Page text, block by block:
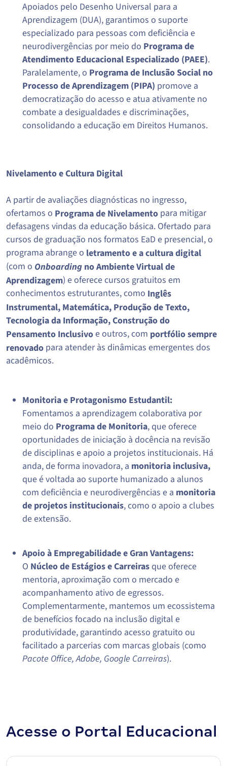
Apoiados pelo Desenho Universal para a
Aprendizagem (DUA), garantimos o suporte
especializado para pessoas com deficiência e
neurodivergências por meio do Programa de
Atendimento Educacional Especializado (PAEE).
Paralelamente, o Programa de Inclusão Social no
Processo de Aprendizagem (PIPA) promove a
democratização do acesso e atua ativamente no
combate a desigualdades e discriminações,
consolidando a educação em Direitos Humanos.
Nivelamento e Cultura Digital
A partir de avaliações diagnósticas no ingresso,
ofertamos o Programa de Nivelamento para mitigar
defasagens vindas da educação básica. Ofertado para
cursos de graduação nos formatos EaD e presencial, o
programa abrange o letramento e a cultura digital
(com o Onboarding no Ambiente Virtual de
Aprendizagem) e oferece cursos gratuitos em
conhecimentos estruturantes, como Inglês
Instrumental, Matemática, Produção de Texto,
Tecnologia da Informação, Construção do
Pensamento Inclusivoe outros, com portfólio sempre
renovado para atender às dinâmicas emergentes dos
acadêmicos.
Monitoria e Protagonismo Estudantil:
Fomentamos a aprendizagem colaborativa por
meio do Programa de Monitoria, que oferece
oportunidades de iniciação à docência na revisão
de disciplinas e apoio a projetos institucionais. Há
anda, de forma inovadora, a monitoria inclusiva,
que é voltada ao suporte humanizado a alunos
com deficiência e neurodivergências e a monitoria
de projetos institucionais, como o apoio a clubes
de extensão.
Apoio à Empregabilidade e Gran Vantagens:
O Núcleo de Estágios e Carreiras que oferece
mentoria, aproximação com o mercado e
acompanhamento ativo de egressos.
Complementarmente, mantemos um ecossistema
de benefícios focado na inclusão digital e
produtividade, garantindo acesso gratuito ou
facilitado a parcerias com marcas globais (como
Pacote Office, Adobe, Google Carreiras).
Acesse o Portal Educacional